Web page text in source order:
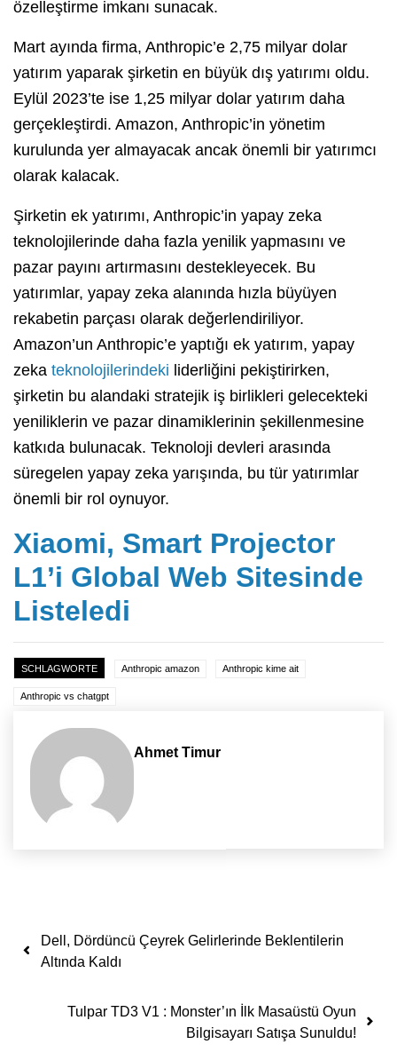
özelleştirme imkanı sunacak.
Mart ayında firma, Anthropic’e 2,75 milyar dolar
yatırım yaparak şirketin en büyük dış yatırımı oldu.
Eylül 2023’te ise 1,25 milyar dolar yatırım daha
gerçekleştirdi. Amazon, Anthropic’in yönetim
kurulunda yer almayacak ancak önemli bir yatırımcı
olarak kalacak.
Şirketin ek yatırımı, Anthropic’in yapay zeka
teknolojilerinde daha fazla yenilik yapmasını ve
pazar payını artırmasını destekleyecek. Bu
yatırımlar, yapay zeka alanında hızla büyüyen
rekabetin parçası olarak değerlendiriliyor.
Amazon’un Anthropic’e yaptığı ek yatırım, yapay
zeka teknolojilerindeki liderliğini pekiştirirken,
şirketin bu alandaki stratejik iş birlikleri gelecekteki
yeniliklerin ve pazar dinamiklerinin şekillenmesine
katkıda bulunacak. Teknoloji devleri arasında
süregelen yapay zeka yarışında, bu tür yatırımlar
önemli bir rol oynuyor.
Xiaomi, Smart Projector
L1’i Global Web Sitesinde
Listeledi
SCHLAGWORTE Anthropic amazon Anthropic kime ait
Anthropic vs chatgpt
Ahmet Timur
Yazı dolaşımı
Dell, Dördüncü Çeyrek Gelirlerinde Beklentilerin
Altında Kaldı
Tulpar TD3 V1 : Monster’ın İlk Masaüstü Oyun
Bilgisayarı Satışa Sunuldu!